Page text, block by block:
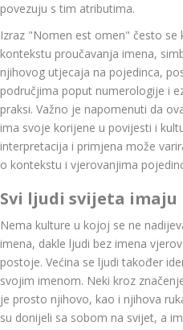
povezuju s tim atributima.
Izraz "Nomen est omen" često se
kontekstu proučavanja imena,
njihovog utjecaja na pojedinca,
područjima poput numerologije i
praksi. Važno je napomenuti da
ima svoje korijene u povijesti i
interpretacija i primjena može
o kontekstu i vjerovanjima
Svi ljudi svijeta imaju
Nema kulture u kojoj se ne
imena, dakle ljudi bez imena
postoje. Većina se ljudi također
svojim imenom. Neki kroz
je prosto njihovo, kao i njihova
su donijeli sa sobom na svijet, a